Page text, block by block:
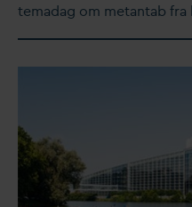
temadag om metantab